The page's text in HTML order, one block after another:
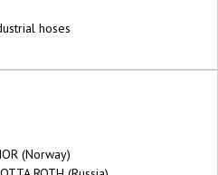
hoses
(Norway)